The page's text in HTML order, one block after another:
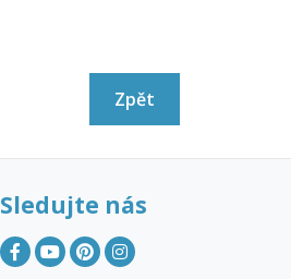
Zpět
Sledujte nás